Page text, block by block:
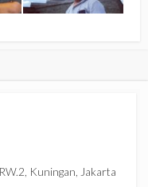
Kuningan, Jakarta